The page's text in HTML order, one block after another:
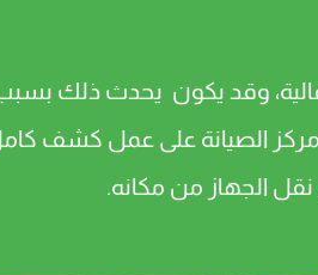
وقد يكون يحدث ذلك
الصيانة على عمل كشف
الجهاز من مكانه.